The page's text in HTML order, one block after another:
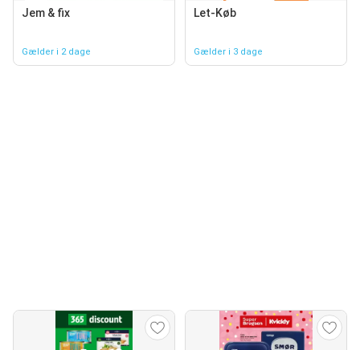
Jem & fix
Gælder i 2 dage
Let-Køb
Gælder i 3 dage